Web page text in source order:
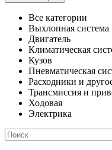
Все категории
Выхлопная система
Двигатель
Климатическая
Кузов
Пневматическая
Расходники и
Трансмиссия и
Ходовая
Электрика